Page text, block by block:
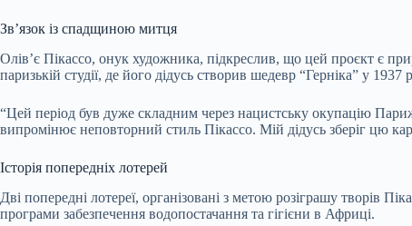
Зв’язок із спадщиною митця
Олів’є Пікассо, онук художника, підкреслив, що цей проєкт є
паризькій студії, де його дідусь створив шедевр “Герніка” у 1937
“Цей період був дуже складним через нацистську окупацію
випромінює неповторний стиль Пікассо. Мій дідусь зберіг цю
Історія попередніх лотерей
Дві попередні лотереї, організовані з метою розіграшу творів
програми забезпечення водопостачання та гігієни в Африці.